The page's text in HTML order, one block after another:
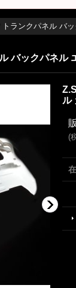
ランクパネル バ
バックパネル
ル
(